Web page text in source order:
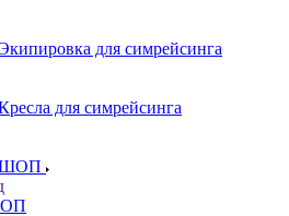
для симрейсинга
для симрейсинга